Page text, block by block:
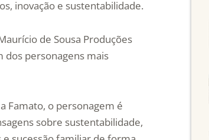
inovação e sustentabilidade.
de Sousa Produções
dos personagens mais
Famato, o personagem é
sobre sustentabilidade,